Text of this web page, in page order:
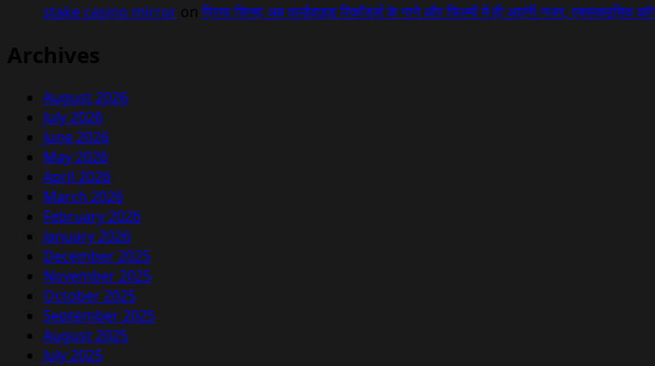
stake casino mirror onप्रिया सिन्हा अब वर्ल्डवाइड रिकॉर्ड्स के गाने और फिल्मों में ही आएंगी नजर, एक्सक्लूसिव
Archives
August 2026
July 2026
June 2026
May 2026
April 2026
March 2026
February 2026
January 2026
December 2025
November 2025
October 2025
September 2025
August 2025
July 2025